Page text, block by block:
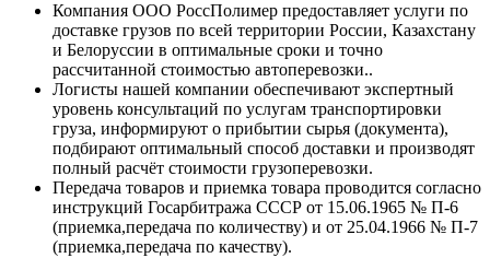
Компания ООО РоссПолимер предоставляет услуги по
доставке грузов по всей территории России, Казахстану
и Белоруссии в оптимальные сроки и точно
рассчитанной стоимостью автоперевозки..
Логисты нашей компании обеспечивают экспертный
уровень консультаций по услугам транспортировки
груза, информируют о прибытии сырья (документа),
подбирают оптимальный способ доставки и производят
полный расчёт стоимости грузоперевозки.
Передача товаров и приемка товара проводится согласно
инструкций Госарбитража СССР от 15.06.1965 № П-6
(приемка,передача по количеству) и от 25.04.1966 № П-7
(приемка,передача по качеству).